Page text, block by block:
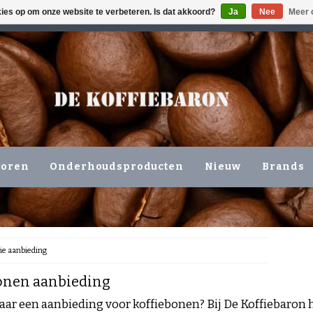
VOLGENDE WERKDAG !!! OF OPHALEN
Onderhoudsproducten Nieuw Brands
aanbieding
aanbieding
een aanbieding voor koffiebonen? Bij De Koffiebaron
op om onze website te verbeteren. Is dat akkoord? Ja Nee Meer